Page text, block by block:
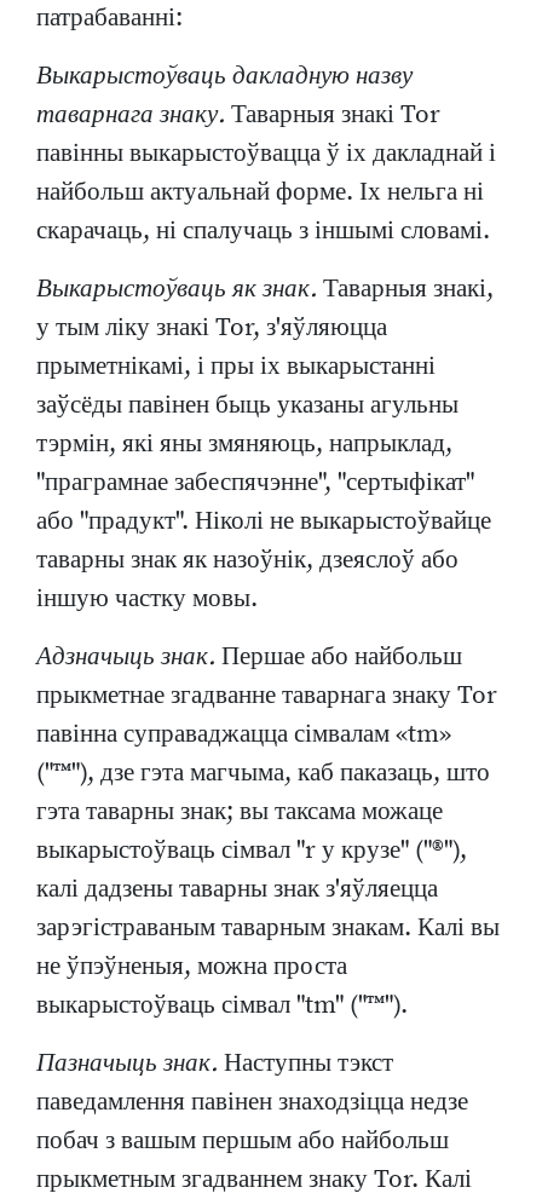
патрабаванні:
Выкарыстоўваць дакладную назву
таварнага знаку. Таварныя знакі Tor
павінны выкарыстоўвацца ў іх дакладнай і
найбольш актуальнай форме. Іх нельга ні
скарачаць, ні спалучаць з іншымі словамі.
Выкарыстоўваць як знак. Таварныя знакі,
у тым ліку знакі Tor, з'яўляюцца
прыметнікамі, і пры іх выкарыстанні
заўсёды павінен быць указаны агульны
тэрмін, які яны змяняюць, напрыклад,
"праграмнае забеспячэнне", "сертыфікат"
або "прадукт". Ніколі не выкарыстоўвайце
таварны знак як назоўнік, дзеяслоў або
іншую частку мовы.
Адзначыць знак. Першае або найбольш
прыкметнае згадванне таварнага знаку Tor
павінна суправаджацца сімвалам «tm»
("™"), дзе гэта магчыма, каб паказаць, што
гэта таварны знак; вы таксама можаце
выкарыстоўваць сімвал "r у крузе" ("®"),
калі дадзены таварны знак з'яўляецца
зарэгістраваным таварным знакам. Калі вы
не ўпэўненыя, можна проста
выкарыстоўваць сімвал "tm" ("™").
Пазначыць знак. Наступны тэкст
паведамлення павінен знаходзіцца недзе
побач з вашым першым або найбольш
прыкметным згадваннем знаку Tor. Калі